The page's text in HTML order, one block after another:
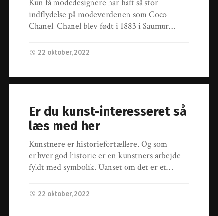
Kun få modedesignere har haft så stor
indflydelse på modeverdenen som Coco
Chanel. Chanel blev født i 1883 i Saumur…
22 oktober, 2022
Er du kunst-interesseret så
læs med her
Kunstnere er historiefortællere. Og som
enhver god historie er en kunstners arbejde
fyldt med symbolik. Uanset om det er et…
22 oktober, 2022